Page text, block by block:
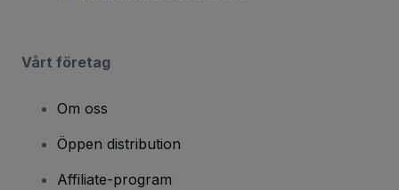
Vårt företag
Om oss
Öppen distribution
Affiliate-program